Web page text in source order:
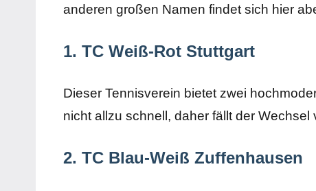
anderen großen Namen findet sich hier
1. TC Weiß-Rot Stuttgart
Dieser Tennisverein bietet zwei
nicht allzu schnell, daher fällt der Wechsel
2. TC Blau-Weiß Zuffenhausen